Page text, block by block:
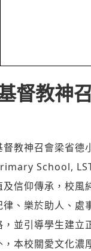
督教神
督教神召會梁省
School,
及信仰傳承，校風
律、樂於助人、處
，並引導學生建立
，本校關愛文化濃